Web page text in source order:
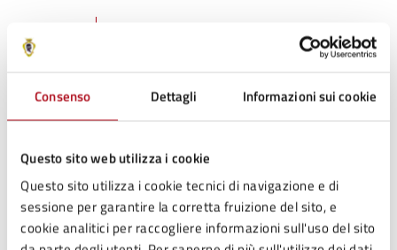
Consenso Dettagli Informazioni sui cookie
Questo sito web utilizza i cookie
Questo sito utilizza i cookie tecnici di navigazione e di
sessione per garantire la corretta fruizione del sito, e
cookie analitici per raccogliere informazioni sull'uso del sito
21
21 23:30 - Fine evento